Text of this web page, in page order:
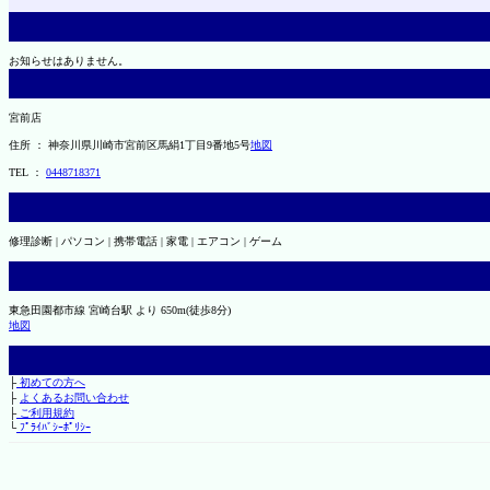
お知らせはありません。
宮前店
住所 ： 神奈川県川崎市宮前区馬絹1丁目9番地5号地図
TEL ： 0448718371
修理診断 | パソコン | 携帯電話 | 家電 | エアコン | ゲーム
東急田園都市線 宮崎台駅 より 650m(徒歩8分)
地図
├初めての方へ
├ よくあるお問い合わせ
├ご利用規約
└ﾌﾟﾗｲﾊﾞｼｰﾎﾟﾘｼｰ